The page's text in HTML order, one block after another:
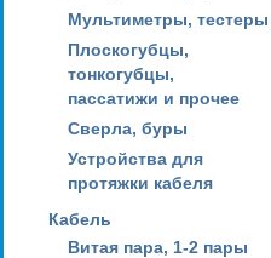
Мультиметры, тестеры
Плоскогубцы,
тонкогубцы,
пассатижи и прочее
Сверла, буры
Устройства для
протяжки кабеля
Кабель
Витая пара, 1-2 пары